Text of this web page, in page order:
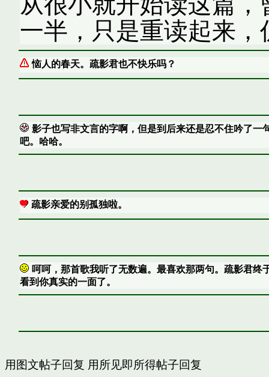
一半，只是重读起来
恼人的春天。疏影君也不快乐吗？
影子也写非文言的字啊，但是到后来还是忍不住吟了一
吧。哈哈。
疏影亲爱的别孤独啦。
呵呵，那首歌我听了无数遍。最喜欢那两句。疏影君终
看到你真实的一面了。
用图文帖子回复 用所见即所得帖子回复